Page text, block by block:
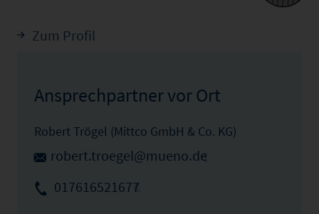
Zum Profil
Ansprechpartner vor Ort
Robert Trögel (Mittco GmbH & Co. KG)
robert.troegel@mueno.de
017616521677